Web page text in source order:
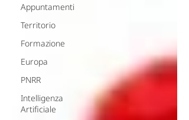
Appuntamenti
Territorio
Formazione
Europa
PNRR
Intelligenza
Artificiale